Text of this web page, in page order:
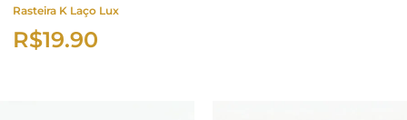
Rasteira K Laço Lux
R$19.90